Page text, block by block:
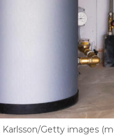
Karlsson/Getty images